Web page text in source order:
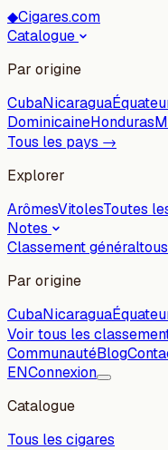
◆Cigares.com
Catalogue
Par origine
CubaNicaragua
DominicaineHonduras
Tous les pays →
Explorer
ArômesVitolesToutes
Notes
Classement général
Par origine
CubaNicaragua
Voir tous les
CommunautéBlog
ENConnexion
Catalogue
Tous les cigares